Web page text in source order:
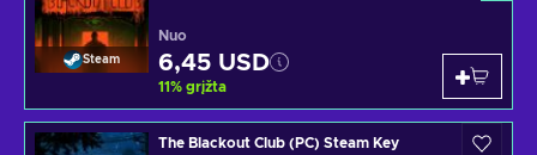
Steam
Nuo
6,45 USD
11% grįžta
The Blackout Club (PC) Steam Key